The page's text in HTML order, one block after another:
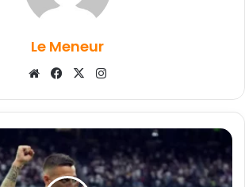
Le Meneur
WebsiteFacebook
X